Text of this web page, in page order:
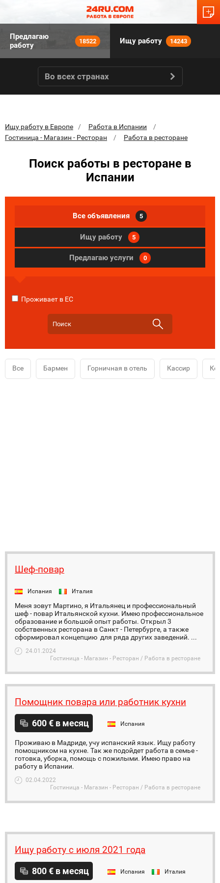
Предлагаю
работу
18522 Ищу работу 14243
Во всех странах
Ищу работу в Европе
Работа в Испании
Гостиница - Магазин - Ресторан
Работа в ресторане
Поиск работы в ресторане в
Испании
Все объявления 5
Ищу работу 5
Предлагаю услуги 0
Проживает в ЕС
Все Бармен Горничная в отель Кассир
Шеф-повар
Испания Италия
Меня зовут Мартино, я Итальянец и профессиональный
шеф - повар Итальянской кухни. Имею профессиональное
образование и большой опыт работы. Открыл 3
собственных ресторана в Санкт - Петербурге, а также
сформировал концепцию для ряда других заведений. ...
24.01.2024
Гостиница - Магазин - Ресторан / Работа в ресторане
Помощник повара или работник кухни
600 € в месяц Испания
Проживаю в Мадриде, учу испанский язык. Ищу работу
помощником на кухне. Так же подойдет работа в семье -
готовка, уборка, помощь с пожилыми. Имею право на
работу в Испании.
02.04.2022
Гостиница - Магазин - Ресторан / Работа в ресторане
Ищу работу с июля 2021 года
800 € в месяц Испания
Италия